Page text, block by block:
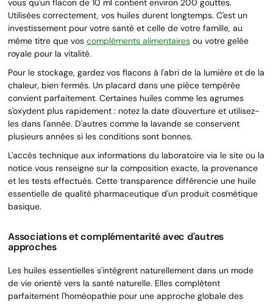
Utilisées correctement, vos huiles durent longtemps. C'est un
investissement pour votre santé et celle de votre famille, au
même titre que vos compléments alimentaires ou votre gelée
royale pour la vitalité.
Pour le stockage, gardez vos flacons à l'abri de la lumière et de la
chaleur, bien fermés. Un placard dans une pièce tempérée
convient parfaitement. Certaines huiles comme les agrumes
s'oxydent plus rapidement : notez la date d'ouverture et utilisez-
les dans l'année. D'autres comme la lavande se conservent
plusieurs années si les conditions sont bonnes.
L'accès technique aux informations du laboratoire via le site ou la
notice vous renseigne sur la composition exacte, la provenance
et les tests effectués. Cette transparence différencie une huile
essentielle de qualité pharmaceutique d'un produit cosmétique
basique.
Associations et complémentarité avec d'autres
approches
Les huiles essentielles s'intègrent naturellement dans un mode
de vie orienté vers la santé naturelle. Elles complètent
parfaitement l'homéopathie pour une approche globale des